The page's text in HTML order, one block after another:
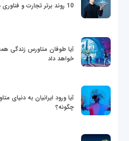
10 روند برتر تجارت و فناوری در سال 2022
آیا طوفان متاورس زندگی
خواهد داد
آیا ورود ایرانیان به دنیای
چگونه؟